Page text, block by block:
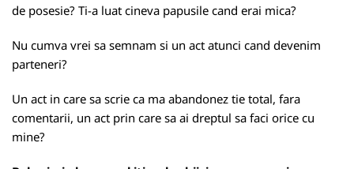
de posesie? Ti-a luat cineva papusile cand erai mica?
Nu cumva vrei sa semnam si un act atunci cand devenim
parteneri?
Un act in care sa scrie ca ma abandonez tie total, fara
comentarii, un act prin care sa ai dreptul sa faci orice cu
mine?